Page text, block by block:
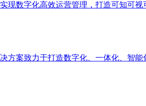
现数字化高效运营管理，打造可知可视
方案致力于打造数字化、一体化、智能